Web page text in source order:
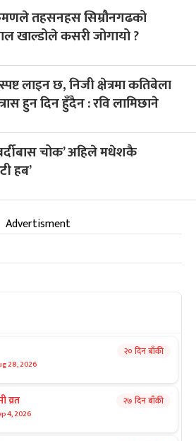
तहसनहस सिम्रौनगढको
खाल्डोले कसरी जोगायो ?
लाइन छ, निजी क्षेत्रमा कतिबेला
हुन दिन हुँदैन : रवि लामिछाने
चोक’ अहिले मधेशकै
हब’
Advertisment
28, 2026
२० दिन बाँकी
व्रत
4, 2026
२७ दिन बाँकी